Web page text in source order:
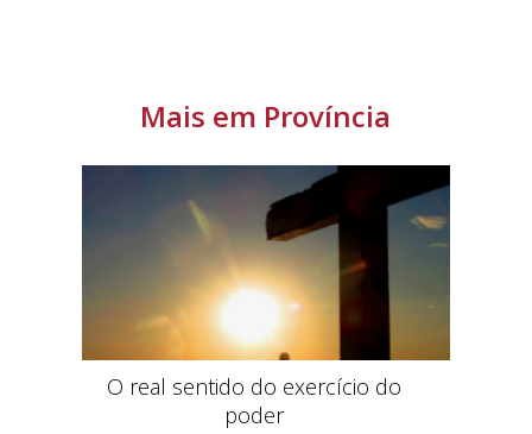
Mais em Província
O real sentido do exercício do
poder